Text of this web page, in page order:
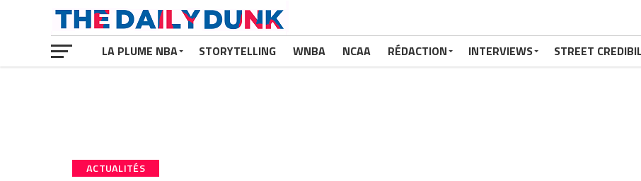
LA PLUME NBA STORYTELLING WNBA NCAA RÉDACTION INTERVIEWS STREET
ACTUALITÉS